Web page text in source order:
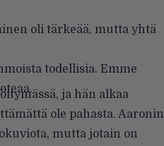
oli tärkeää, mutta yhtä
todellisia. Emme
ja hän alkaa
ole pahasta. Aaronin
mutta jotain on